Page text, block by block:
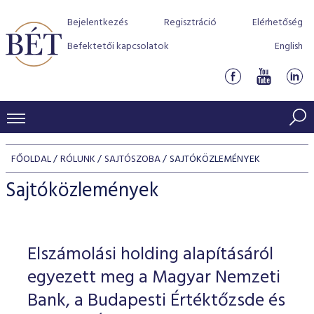
Bejelentkezés Regisztráció
Elérhetőség
Befektetői kapcsolatok
English
KERESKEDÉSI ADATOK
INDEXEK
Jelzáloglevél indexek
Vállalati kötvény indexek
Azonnali Piac
Részvények
Származékos piac
BEFEKTETŐK
Részvény szekció
Hitelpapír szekció
BÉT szabályzatok
Befektetővédelem
Alkalmazott díjstruktúra
Elszámolás
Részvény és vállalati kötvény tőzsdei bevezetését
program
BÉT Xtend - Részvénypiac egyszerűen
TŐZSDETAGOK
Tőzsdetagok, üzletkötők
VENDOROK
FŐOLDAL RÓLUNK SAJTÓSZOBA SAJTÓKÖZLEMÉNYEK
Sajtóközlemények
Elszámolási holding alapításáról
egyezett meg a Magyar Nemzeti
Bank, a Budapesti Értéktőzsde és